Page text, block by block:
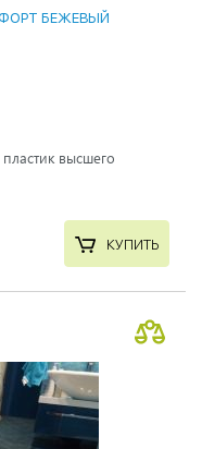
БЕЖЕВЫЙ
высшего
КУПИТЬ